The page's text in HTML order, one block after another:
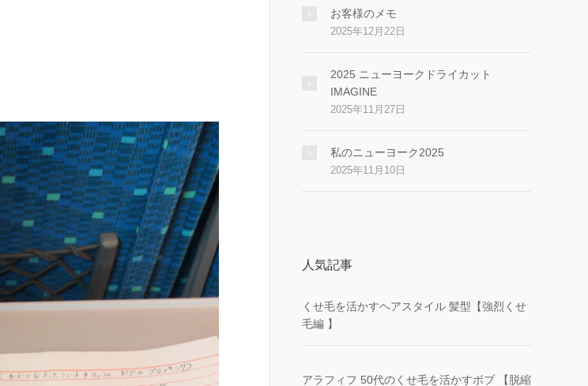
お客様のメモ
2025年12月22日
2025 ニューヨークドライカット
IMAGINE
2025年11月27日
私のニューヨーク2025
2025年11月10日
人気記事
くせ毛を活かすヘアスタイル 髪型【強烈くせ
毛編 】
アラフィフ 50代のくせ毛を活かすボブ 【脱縮